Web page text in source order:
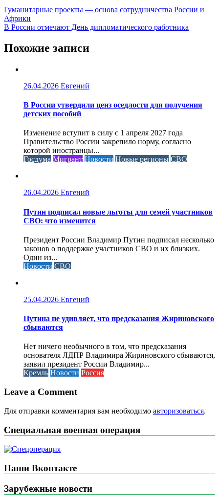
Гуманитарные проекты — основа сотрудничества России и
Африки
В России отмечают День дипломатического работника
Похожие записи
26.04.2026 Евгений
В России утвердили ценз оседлости для получения
детских пособий
Изменение вступит в силу с 1 апреля 2027 года
Правительство России закрепило норму, согласно
которой иностранцы...
Госдума Мигрант Новости Новые регионы СВО
26.04.2026 Евгений
Путин подписал новые льготы для семей участников
СВО: что изменится
Президент России Владимир Путин подписал несколько
законов о поддержке участников СВО и их близких.
Один из...
Новости СВО
25.04.2026 Евгений
Путина не удивляет, что предсказания Жириновского
сбываются
Нет ничего необычного в том, что предсказания
основателя ЛДПР Владимира Жириновского сбываются,
заявил президент России Владимир...
Кремль Новости Россия
Leave a Comment
Для отправки комментария вам необходимо авторизоваться.
Специальная военная операция
Наши Вконтакте
Зарубежные новости